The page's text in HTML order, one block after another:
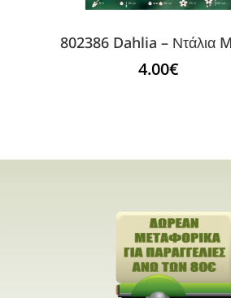
802386 Dahlia – Ντάλια
4.00€